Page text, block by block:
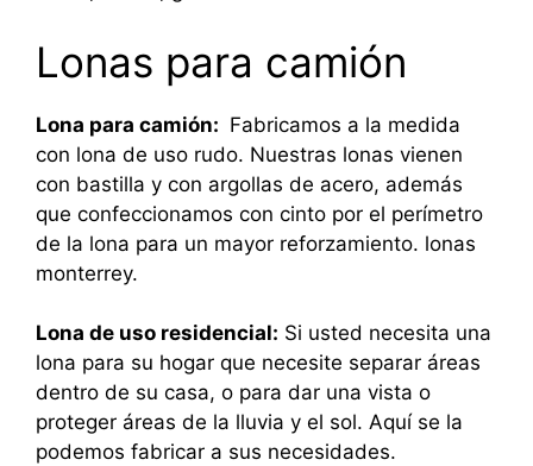
Lonas para camión
Lona para camión: Fabricamos a la medida
con lona de uso rudo. Nuestras lonas vienen
con bastilla y con argollas de acero, además
que confeccionamos con cinto por el perímetro
de la lona para un mayor reforzamiento. lonas
monterrey.
Lona de uso residencial: Si usted necesita una
lona para su hogar que necesite separar áreas
dentro de su casa, o para dar una vista o
proteger áreas de la lluvia y el sol. Aquí se la
podemos fabricar a sus necesidades.